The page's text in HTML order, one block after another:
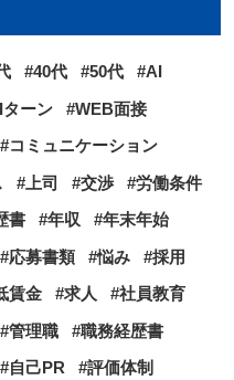
40代 50代
AI
ーン
WEB面接
コミュニケーション
上司 交渉
労働条件
書 年収
年末年始
応募書類 悩み
採用
賃金 求人
社員教育
管理職
職務経歴書
自己PR
評価体制